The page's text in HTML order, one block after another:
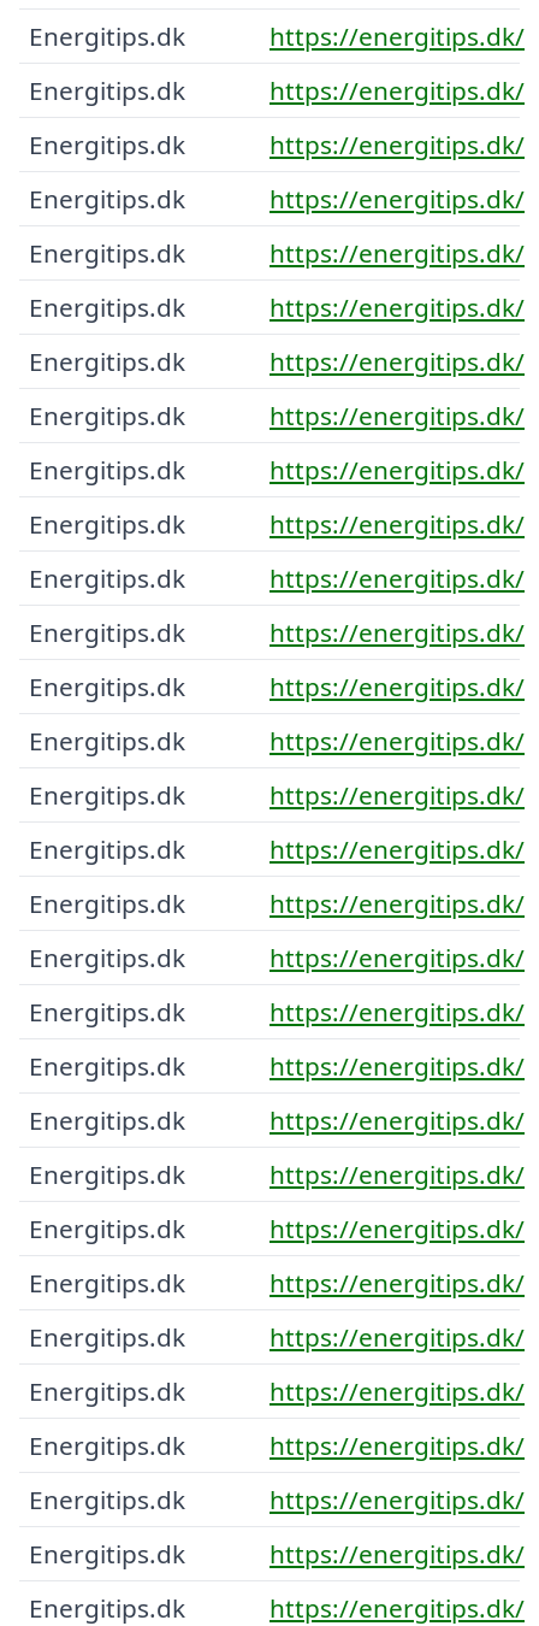
Energitips.dk
https://energitips.dk/
Energitips.dk
https://energitips.dk/
Energitips.dk
https://energitips.dk/
Energitips.dk
https://energitips.dk/
Energitips.dk
https://energitips.dk/
Energitips.dk
https://energitips.dk/
Energitips.dk
https://energitips.dk/
Energitips.dk
https://energitips.dk/
Energitips.dk
https://energitips.dk/
Energitips.dk
https://energitips.dk/
Energitips.dk
https://energitips.dk/
Energitips.dk
https://energitips.dk/
Energitips.dk
https://energitips.dk/
Energitips.dk
https://energitips.dk/
Energitips.dk
https://energitips.dk/
Energitips.dk
https://energitips.dk/
Energitips.dk
https://energitips.dk/
Energitips.dk
https://energitips.dk/
Energitips.dk
https://energitips.dk/
Energitips.dk
https://energitips.dk/
Energitips.dk
https://energitips.dk/
Energitips.dk
https://energitips.dk/
Energitips.dk
https://energitips.dk/
Energitips.dk
https://energitips.dk/
Energitips.dk
https://energitips.dk/
Energitips.dk
https://energitips.dk/
Energitips.dk
https://energitips.dk/
Energitips.dk
https://energitips.dk/
Energitips.dk
https://energitips.dk/
Energitips.dk
https://energitips.dk/